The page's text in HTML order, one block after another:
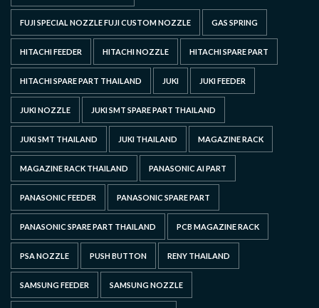
FUJI SPECIAL NOZZLE FUJI CUSTOM NOZZLE GAS SPRING
HITACHI FEEDER HITACHI NOZZLE HITACHI SPARE PART
HITACHI SPARE PART THAILAND JUKI JUKI FEEDER
JUKI NOZZLE JUKI SMT SPARE PART THAILAND
JUKI SMT THAILAND JUKI THAILAND MAGAZINE RACK
MAGAZINE RACK THAILAND PANASONIC AI PART
PANASONIC FEEDER PANASONIC SPARE PART
PANASONIC SPARE PART THAILAND PCB MAGAZINE RACK
PSA NOZZLE PUSH BUTTON RENY THAILAND
SAMSUNG FEEDER SAMSUNG NOZZLE